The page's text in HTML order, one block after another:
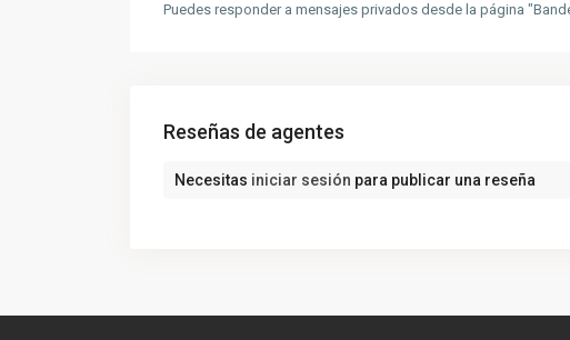
Puedes responder a mensajes privados desde la página
Reseñas de agentes
Necesitas iniciar sesión para publicar una reseña